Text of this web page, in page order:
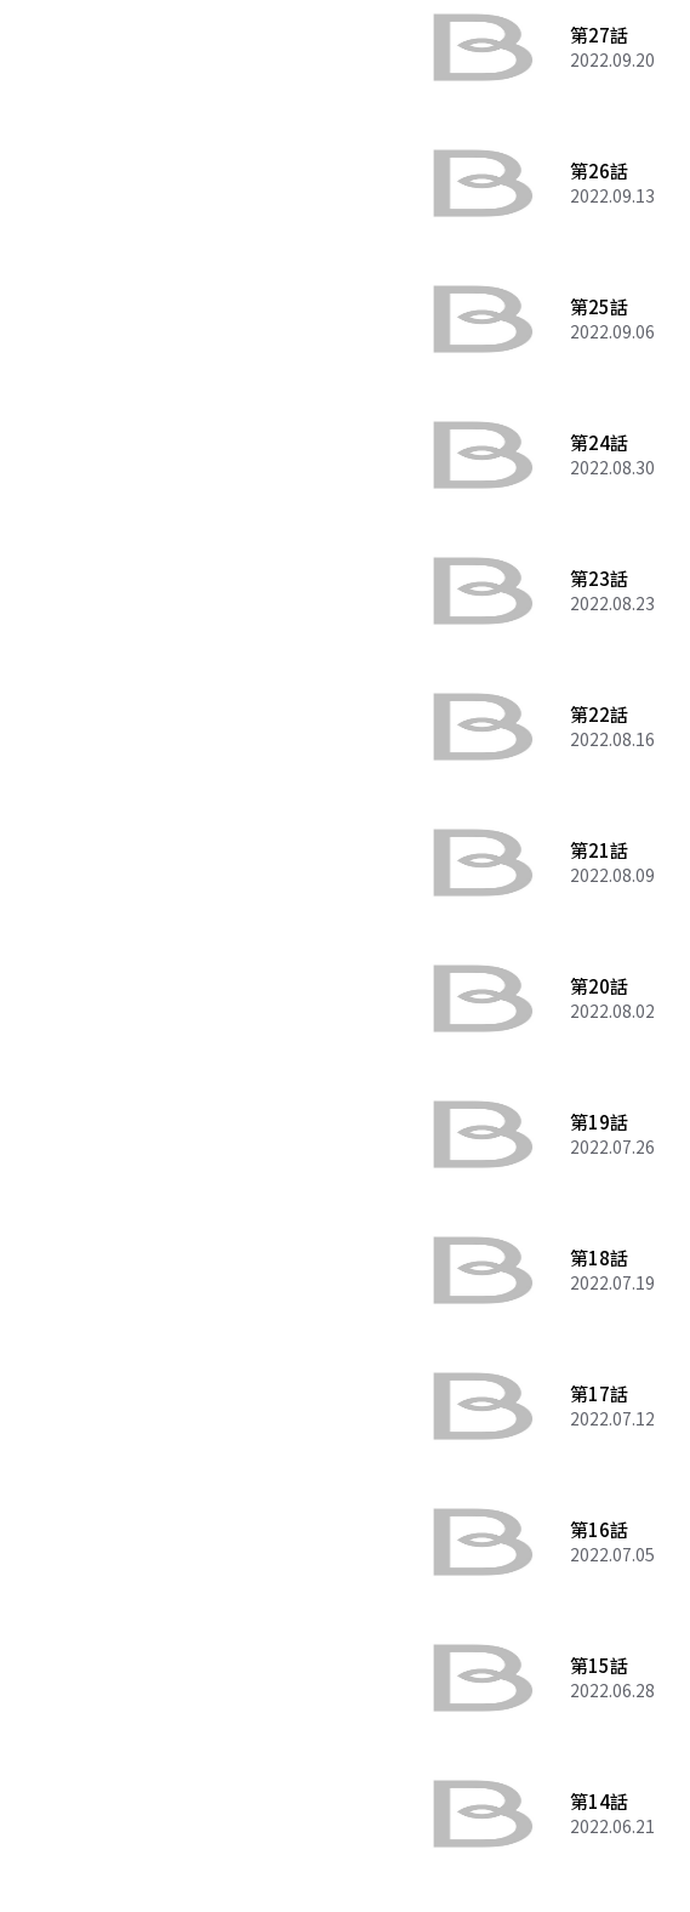
第27話
2022.09.20
第26話
2022.09.13
第25話
2022.09.06
第24話
2022.08.30
第23話
2022.08.23
第22話
2022.08.16
第21話
2022.08.09
第20話
2022.08.02
第19話
2022.07.26
第18話
2022.07.19
第17話
2022.07.12
第16話
2022.07.05
第15話
2022.06.28
第14話
2022.06.21